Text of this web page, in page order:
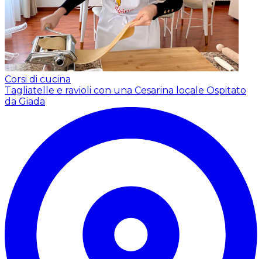
Corsi di cucina
Tagliatelle e ravioli con una Cesarina locale Ospitato
da Giada